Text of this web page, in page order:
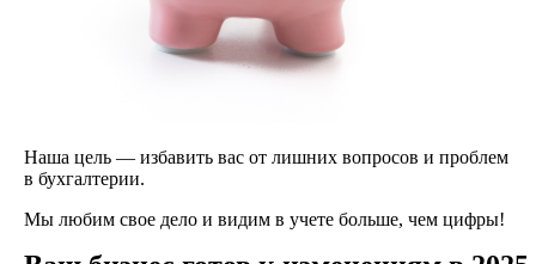
Наша цель — избавить вас от лишних вопросов и проблем
в бухгалтерии.
Мы любим свое дело и видим в учете больше, чем цифры!